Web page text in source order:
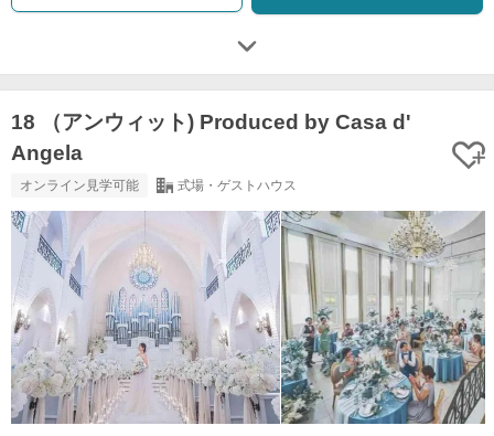
18 （アンウィット) Produced by Casa d'
Angela
オンライン見学可能 式場・ゲストハウス